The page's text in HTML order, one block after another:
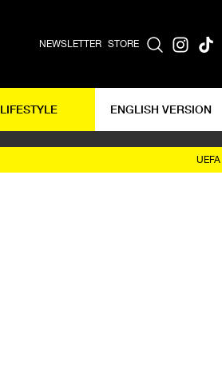
NEWSLETTER STORE
LIFESTYLE ENGLISH VERSION
UEFA